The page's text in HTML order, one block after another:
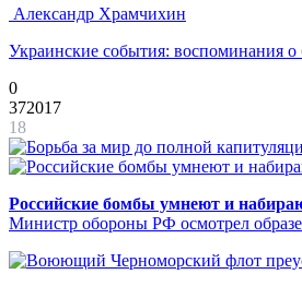
Александр Храмчихин
Украинские события: воспоминания
0
372017
18
Российские бомбы умнеют и
Министр обороны РФ осмотрел